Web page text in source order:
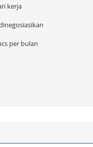
kerja
per bulan